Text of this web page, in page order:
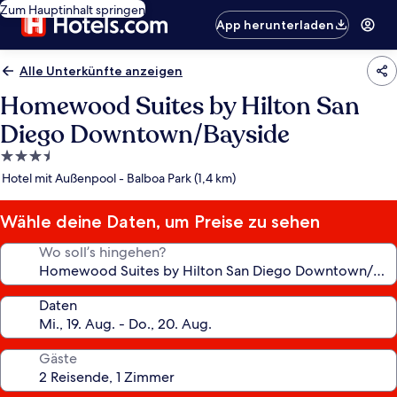
Zum Hauptinhalt springen
App herunterladen
Alle Unterkünfte anzeigen
Homewood Suites by Hilton San
Diego Downtown/Bayside
3.5-
Sterne-
Hotel mit Außenpool - Balboa Park (1,4 km)
Wähle deine Daten, um Preise zu sehen
Wo soll’s hingehen?
Daten
Gäste